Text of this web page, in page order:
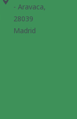
- Aravaca,
28039
Madrid